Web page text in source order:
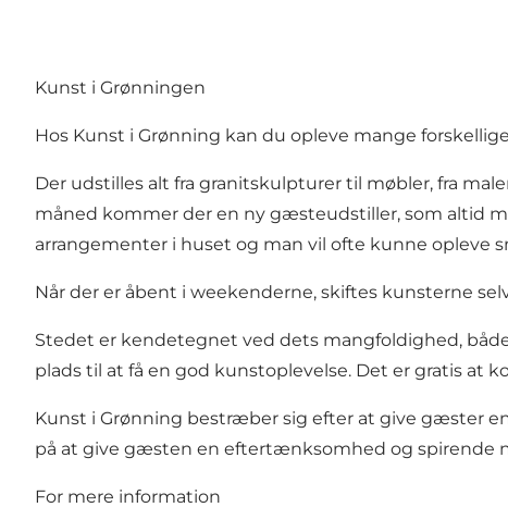
Kunst i Grønningen
Hos Kunst i Grønning kan du opleve mange
Der udstilles alt fra granitskulpturer til møbler, fra
måned kommer der en ny gæsteudstiller, som altid
arrangementer i huset og man vil ofte kunne opleve
Når der er åbent i weekenderne, skiftes kunsterne
Stedet er kendetegnet ved dets mangfoldighed,
plads til at få en god kunstoplevelse. Det er gratis at
Kunst i Grønning bestræber sig efter at give gæster
på at give gæsten en eftertænksomhed og spirende
For mere information